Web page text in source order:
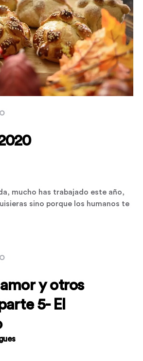
mucho has trabajado este año,
sino porque los humanos te
y otros
5- El